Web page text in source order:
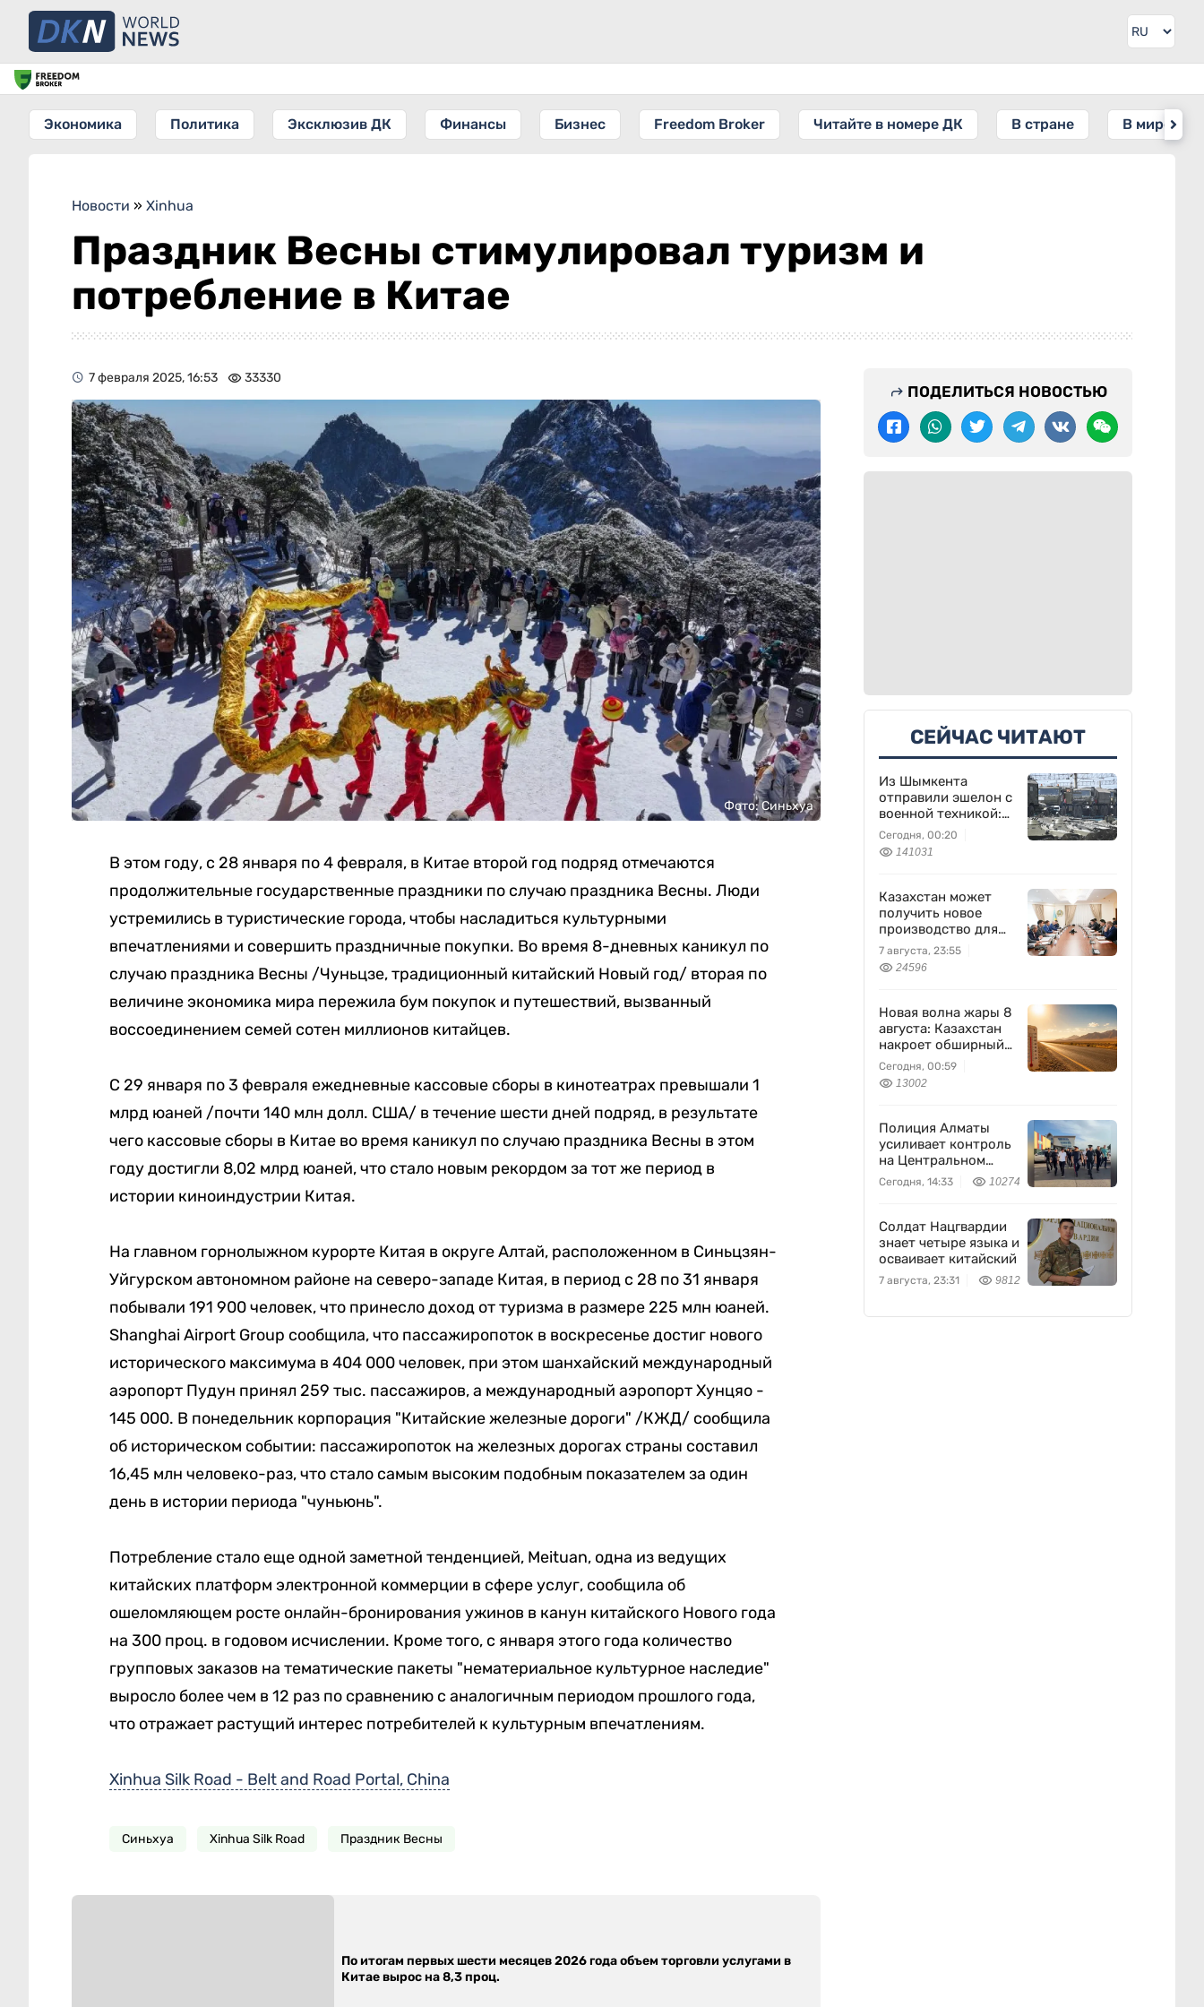
Экономика Политика Эксклюзив ДК Финансы Бизнес Freedom Broker Читайте в номере ДК В стране В мире
Новости » Xinhua
Праздник Весны стимулировал туризм и
потребление в Китае
7 февраля 2025, 16:53 33330
Фото: Синьхуа
В этом году, с 28 января по 4 февраля, в Китае второй год подряд отмечаются
продолжительные государственные праздники по случаю праздника Весны. Люди
устремились в туристические города, чтобы насладиться культурными
впечатлениями и совершить праздничные покупки. Во время 8-дневных каникул по
случаю праздника Весны /Чуньцзе, традиционный китайский Новый год/ вторая по
величине экономика мира пережила бум покупок и путешествий, вызванный
воссоединением семей сотен миллионов китайцев.
С 29 января по 3 февраля ежедневные кассовые сборы в кинотеатрах превышали 1
млрд юаней /почти 140 млн долл. США/ в течение шести дней подряд, в результате
чего кассовые сборы в Китае во время каникул по случаю праздника Весны в этом
году достигли 8,02 млрд юаней, что стало новым рекордом за тот же период в
истории киноиндустрии Китая.
На главном горнолыжном курорте Китая в округе Алтай, расположенном в Синьцзян-
Уйгурском автономном районе на северо-западе Китая, в период с 28 по 31 января
побывали 191 900 человек, что принесло доход от туризма в размере 225 млн юаней.
Shanghai Airport Group сообщила, что пассажиропоток в воскресенье достиг нового
исторического максимума в 404 000 человек, при этом шанхайский международный
аэропорт Пудун принял 259 тыс. пассажиров, а международный аэропорт Хунцяо -
145 000. В понедельник корпорация "Китайские железные дороги" /КЖД/ сообщила
об историческом событии: пассажиропоток на железных дорогах страны составил
16,45 млн человеко-раз, что стало самым высоким подобным показателем за один
день в истории периода "чуньюнь".
Потребление стало еще одной заметной тенденцией, Meituan, одна из ведущих
китайских платформ электронной коммерции в сфере услуг, сообщила об
ошеломляющем росте онлайн-бронирования ужинов в канун китайского Нового года
на 300 проц. в годовом исчислении. Кроме того, с января этого года количество
групповых заказов на тематические пакеты "нематериальное культурное наследие"
выросло более чем в 12 раз по сравнению с аналогичным периодом прошлого года,
что отражает растущий интерес потребителей к культурным впечатлениям.
Xinhua Silk Road - Belt and Road Portal, China
Синьхуа Xinhua Silk Road Праздник Весны
По итогам первых шести месяцев 2026 года объем торговли услугами в
ПОДЕЛИТЬСЯ НОВОСТЬЮ
СЕЙЧАС ЧИТАЮТ
Из Шымкента
отправили эшелон с
военной техникой:
что известно
Сегодня, 00:20
141031
Казахстан может
получить новое
производство для
химпрома и
энергетики
7 августа, 23:55
24596
Новая волна жары 8
августа: Казахстан
накроет обширный
антициклон
Сегодня, 00:59
13002
Полиция Алматы
усиливает контроль
на Центральном
вещевом рынке
Сегодня, 14:33 10274
Солдат Нацгвардии
знает четыре языка и
осваивает китайский
7 августа, 23:31 9812